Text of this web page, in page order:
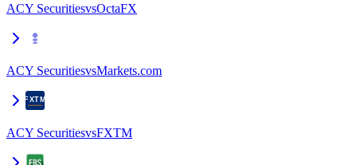
ACY SecuritiesvsOctaFX
ACY SecuritiesvsMarkets.com
ACY SecuritiesvsFXTM